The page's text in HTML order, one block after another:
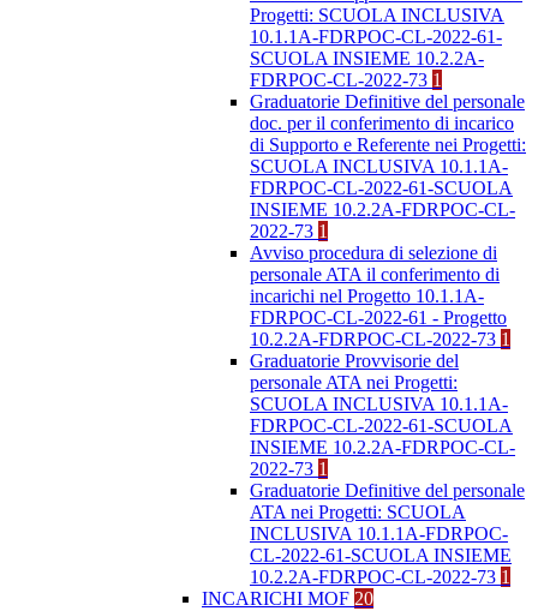
Progetti: SCUOLA INCLUSIVA
10.1.1A-FDRPOC-CL-2022-61-
SCUOLA INSIEME 10.2.2A-
FDRPOC-CL-2022-73 1
Graduatorie Definitive del personale
doc. per il conferimento di incarico
di Supporto e Referente nei Progetti:
SCUOLA INCLUSIVA 10.1.1A-
FDRPOC-CL-2022-61-SCUOLA
INSIEME 10.2.2A-FDRPOC-CL-
2022-73 1
Avviso procedura di selezione di
personale ATA il conferimento di
incarichi nel Progetto 10.1.1A-
FDRPOC-CL-2022-61 - Progetto
10.2.2A-FDRPOC-CL-2022-73 1
Graduatorie Provvisorie del
personale ATA nei Progetti:
SCUOLA INCLUSIVA 10.1.1A-
FDRPOC-CL-2022-61-SCUOLA
INSIEME 10.2.2A-FDRPOC-CL-
2022-73 1
Graduatorie Definitive del personale
ATA nei Progetti: SCUOLA
INCLUSIVA 10.1.1A-FDRPOC-
CL-2022-61-SCUOLA INSIEME
10.2.2A-FDRPOC-CL-2022-73 1
INCARICHI MOF 20